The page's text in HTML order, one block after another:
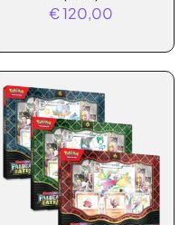
variaties.
Deze
optie
kan
gekozen
worden
€120,00